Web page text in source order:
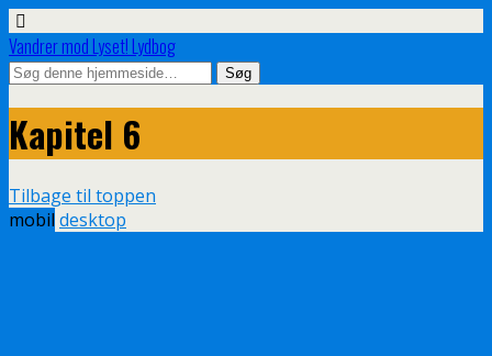
Vandrer mod Lyset! Lydbog
Kapitel 6
Tilbage til toppen
mobil desktop